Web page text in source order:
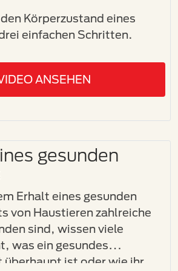
Körperzustand eines
einfachen Schritten.
ANSEHEN
gesunden
Erhalt eines gesunden
von Haustieren zahlreiche
sind, wissen viele
was ein gesundes
überhaupt ist oder wie ihr